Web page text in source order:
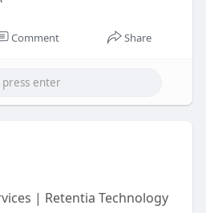
about-us/
Comment Share
| Retentia Technology